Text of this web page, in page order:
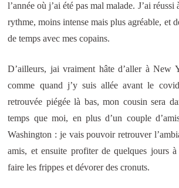
l’année où j’ai été pas mal malade. J’ai
rythme, moins intense mais plus agréable, et
de temps avec mes copains.
D’ailleurs, jai vraiment hâte d’aller à New
comme quand j’y suis allée avant le
retrouvée piégée là bas, mon cousin sera
temps que moi, en plus d’un couple
Washington : je vais pouvoir retrouver
amis, et ensuite profiter de quelques jours
faire les frippes et dévorer des cronuts.